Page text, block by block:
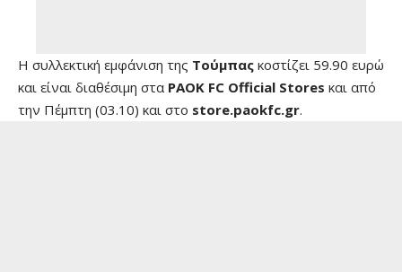
Η συλλεκτική εμφάνιση της Τούμπας κοστίζει 59.90 ευρώ
και είναι διαθέσιμη στα PAOK FC Official Stores και από
την Πέμπτη (03.10) και στο store.paokfc.gr.